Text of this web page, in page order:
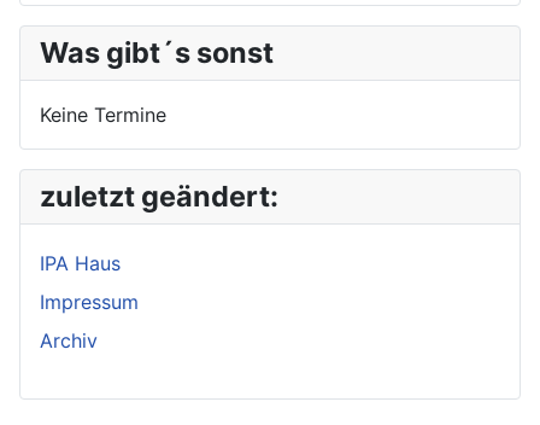
Was gibt´s sonst
Keine Termine
zuletzt geändert:
IPA Haus
Impressum
Archiv